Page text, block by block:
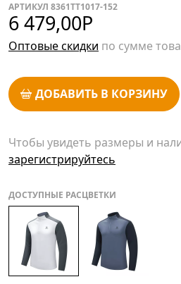
АРТИКУЛ 8361TT1017-152
6 479,00Р
Оптовые скидки по сумме
ДОБАВИТЬ В КОРЗИНУ
Чтобы увидеть размеры и
зарегистрируйтесь
ДОСТУПНЫЕ РАСЦВЕТКИ